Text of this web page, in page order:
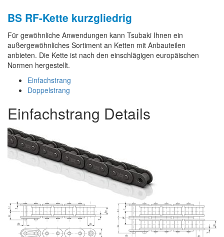
BS RF-Kette kurzgliedrig
Für gewöhnliche Anwendungen kann Tsubaki Ihnen ein
außergewöhnliches Sortiment an Ketten mit Anbauteilen
anbieten. Die Kette ist nach den einschlägigen europäischen
Normen hergestellt.
Einfachstrang
Doppelstrang
Einfachstrang Details